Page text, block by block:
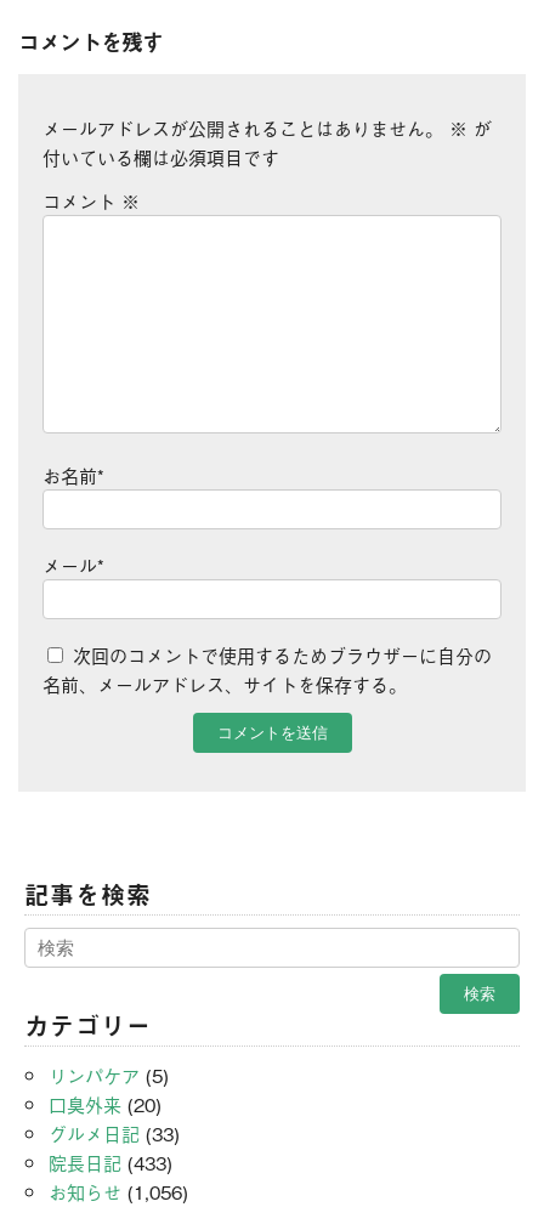
コメントを残す
メールアドレスが公開されることはありません。 ※ が
付いている欄は必須項目です
コメント ※
お名前*
メール*
次回のコメントで使用するためブラウザーに自分の
名前、メールアドレス、サイトを保存する。
記事を検索
カテゴリー
リンパケア (5)
口臭外来 (20)
グルメ日記 (33)
院長日記 (433)
お知らせ (1,056)